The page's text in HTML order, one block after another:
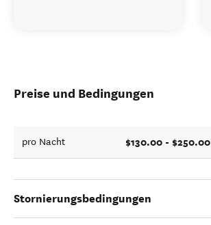
Preise und Bedingungen
pro Nacht $130.00 - $250.00
Stornierungsbedingungen